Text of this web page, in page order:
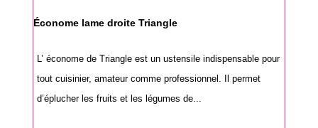
Économe lame droite Triangle
L’ économe de Triangle est un ustensile indispensable pour
tout cuisinier, amateur comme professionnel. Il permet
d’éplucher les fruits et les légumes de...